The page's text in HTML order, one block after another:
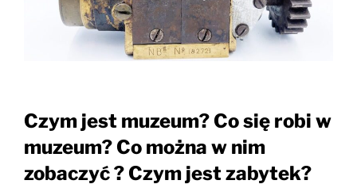
Czym jest muzeum? Co się robi w
muzeum? Co można w nim
zobaczyć ? Czym jest zabytek?